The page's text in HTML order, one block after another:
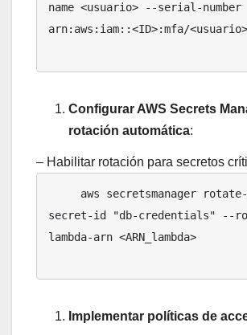
name <usuario> --serial-number
arn:aws:iam::<ID>:mfa/<usuario>
Configurar AWS Secrets
rotación automática:
– Habilitar rotación para secretos
secret-id "db-credentials" --
lambda-arn <ARN_lambda>
Implementar políticas de